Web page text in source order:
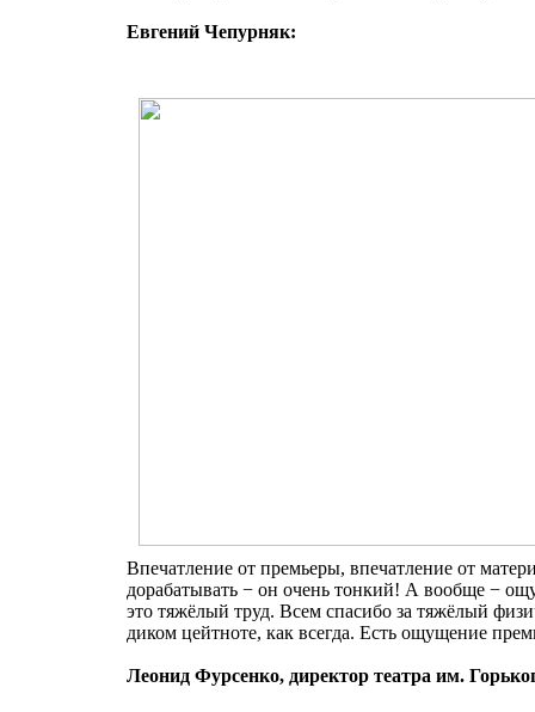
Евгений Чепурняк:
Впечатление от премьеры, впечатление от
дорабатывать − он очень тонкий! А вообще −
это тяжёлый труд. Всем спасибо за тяжёлый
диком цейтноте, как всегда. Есть ощущение
Леонид Фурсенко, директор театра им.